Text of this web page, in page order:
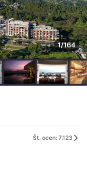
1/164
Št. ocen: 7.123